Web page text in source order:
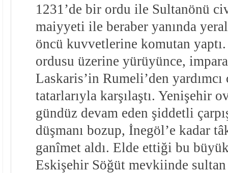
1231’de bir ordu ile Sultanönü
maiyyeti ile beraber yanında
öncü kuvvetlerine komutan
ordusu üzerine yürüyünce,
Laskaris’in Rumeli’den yardımcı
tatarlarıyla karşılaştı. Yenişehir
gündüz devam eden şiddetli
düşmanı bozup, İnegöl’e kadar
ganîmet aldı. Elde ettiği bu
Eskişehir Söğüt mevkiinde